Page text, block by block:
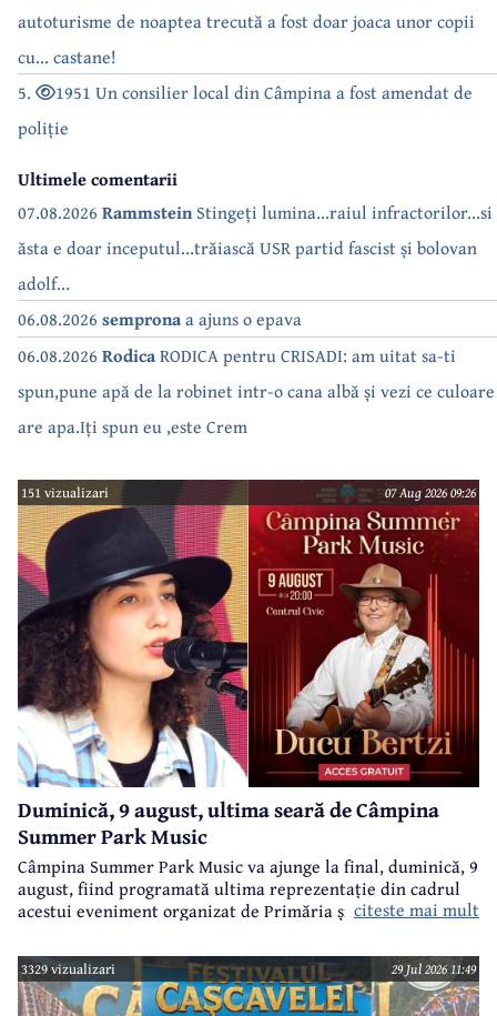
autoturisme de noaptea trecută a fost doar joaca unor copii
cu... castane!
5.
1951 Un consilier local din Câmpina a fost amendat de
poliție
Ultimele comentarii
07.08.2026 RammsteinStingeți lumina...raiul infractorilor...si
ăsta e doar inceputul...trăiască USR partid fascist și bolovan
adolf...
06.08.2026 sempronaa ajuns o epava
06.08.2026 RodicaRODICA pentru CRISADI: am uitat sa-ti
spun,pune apă de la robinet intr-o cana albă și vezi ce culoare
are apa.Iți spun eu ,este Crem
151 vizualizari 07 Aug 2026 09:26
Duminică, 9 august, ultima seară de Câmpina
Summer Park Music
Câmpina Summer Park Music va ajunge la final, duminică, 9
august, fiind programată ultima reprezentație din cadrul
acestui eveniment organizat de Primăria și Consiliul Local
citeste mai mult
3329 vizualizari 29 Jul 2026 11:49